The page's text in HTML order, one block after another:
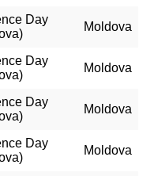
Day
Moldova
Day
Moldova
Day
Moldova
Day
Moldova